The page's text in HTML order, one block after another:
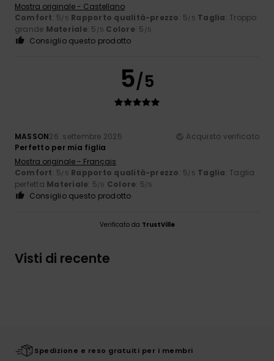
Mostra originale - Castellano
Comfort: 5/5 Rapporto qualità-prezzo: 5/5 Taglia: Troppo
grande Materiale: 5 /5 Colore: 5 /5
Consiglio questo prodotto
5/5
MASSON26. settembre 2025
Acquisto verificato
Perfetto per mia figlia
Mostra originale - Français
Comfort: 5/5 Rapporto qualità-prezzo: 5/5 Taglia: Taglia
perfetta Materiale: 5/5 Colore: 5/5
Consiglio questo prodotto
Verificato da TrustVille
Visti di recente
Spedizione e reso gratuiti per i membri